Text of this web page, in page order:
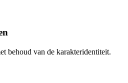
behoud van de karakteridentiteit.